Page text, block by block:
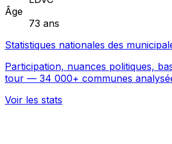
Âge
73 ans
Statistiques nationales des
Participation, nuances politiques,
tour — 34 000+ communes
Voir les stats